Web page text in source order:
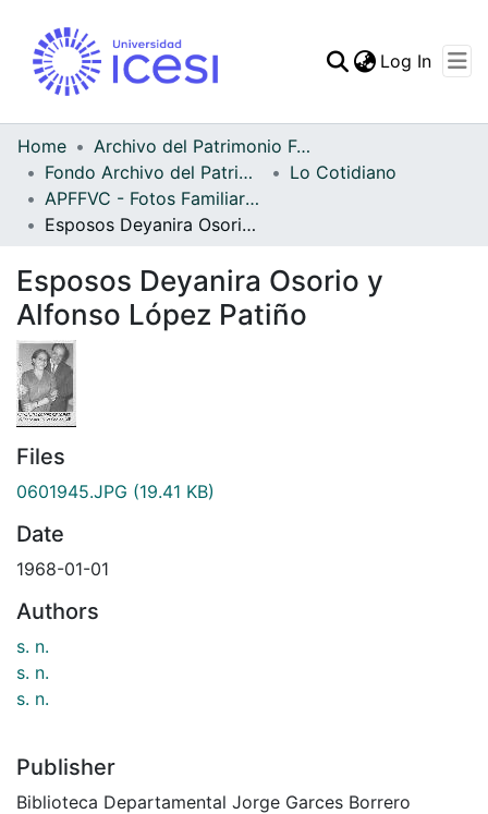
Statistics
Log In
Home
Archivo del Patrimonio Fotográfico y Fílmico del Valle del Cauca
Fondo Archivo del Patrimonio Fotográfico y Fílmico del Valle del Cauca
Lo Cotidiano
APFFVC - Fotos Familiares - Patrimonial
Esposos Deyanira Osorio y Alfonso López Patiño
Esposos Deyanira Osorio y
Alfonso López Patiño
Files
0601945.JPG (19.41 KB)
Date
1968-01-01
Authors
s. n.
s. n.
s. n.
Publisher
Biblioteca Departamental Jorge Garces Borrero